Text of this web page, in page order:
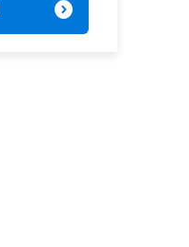
expand_circle_right